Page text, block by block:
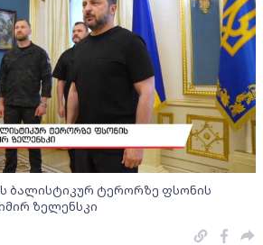
ბალისტიკურ ტერორზე ფსონის
ზელენსკი